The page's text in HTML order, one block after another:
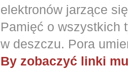
elektronów jarzące
Pamięć o wszystkich
w deszczu. Pora
By zobaczyć linki